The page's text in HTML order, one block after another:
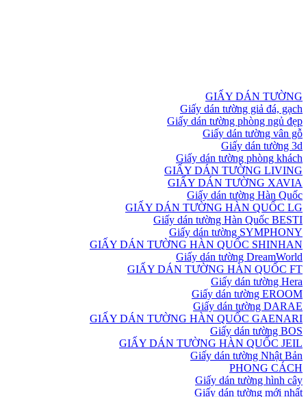
GIẤY DÁN TƯỜNG
Giấy dán tường giả đá, gạch
Giấy dán tường phòng ngủ đẹp
Giấy dán tường vân gỗ
Giấy dán tường 3d
Giấy dán tường phòng khách
GIẤY DÁN TƯỜNG LIVING
GIẤY DÁN TƯỜNG XAVIA
Giấy dán tường Hàn Quốc
GIẤY DÁN TƯỜNG HÀN QUỐC LG
Giấy dán tường Hàn Quốc BESTI
Giấy dán tường SYMPHONY
GIẤY DÁN TƯỜNG HÀN QUỐC SHINHAN
Giấy dán tường DreamWorld
GIẤY DÁN TƯỜNG HÀN QUỐC FT
Giấy dán tường Hera
Giấy dán tường EROOM
Giấy dán tường DARAE
GIẤY DÁN TƯỜNG HÀN QUỐC GAENARI
Giấy dán tường BOS
GIẤY DÁN TƯỜNG HÀN QUỐC JEIL
Giấy dán tường Nhật Bản
PHONG CÁCH
Giấy dán tường hình cây
Giấy dán tường mới nhất